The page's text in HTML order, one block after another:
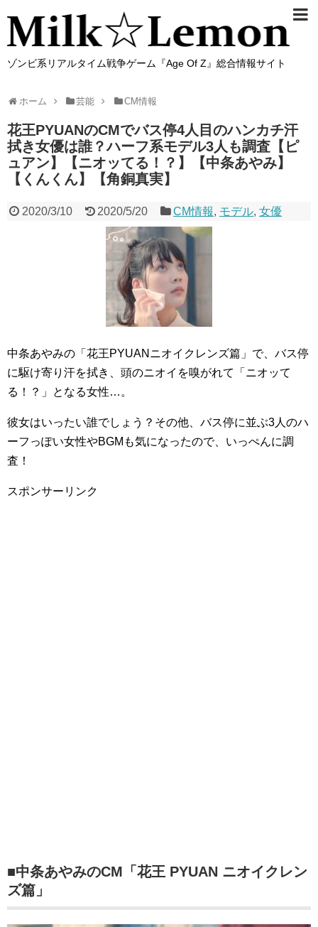
ゾンビ系リアルタイム戦争ゲーム『Age Of Z』総合情報サイト
ホーム 芸能 CM情報
花王PYUANのCMでバス停4人目のハンカチ汗
拭き女優は誰？ハーフ系モデル3人も調査【ピ
ュアン】【ニオッてる！？】【中条あやみ】
【くんくん】【角銅真実】
2020/3/10 2020/5/20 CM情報, モデル,女優
中条あやみの「花王PYUANニオイクレンズ篇」で、バス停
に駆け寄り汗を拭き、頭のニオイを嗅がれて「ニオッて
る！？」となる女性…。
彼女はいったい誰でしょう？その他、バス停に並ぶ3人のハ
ーフっぽい女性やBGMも気になったので、いっぺんに調
査！
スポンサーリンク
■中条あやみのCM「花王 PYUAN ニオイクレン
ズ篇」